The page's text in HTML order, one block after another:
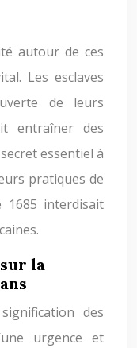
autour de ces
Les esclaves
de leurs
entraîner des
essentiel à
pratiques de
1685 interdisait
sur la
des
urgence et